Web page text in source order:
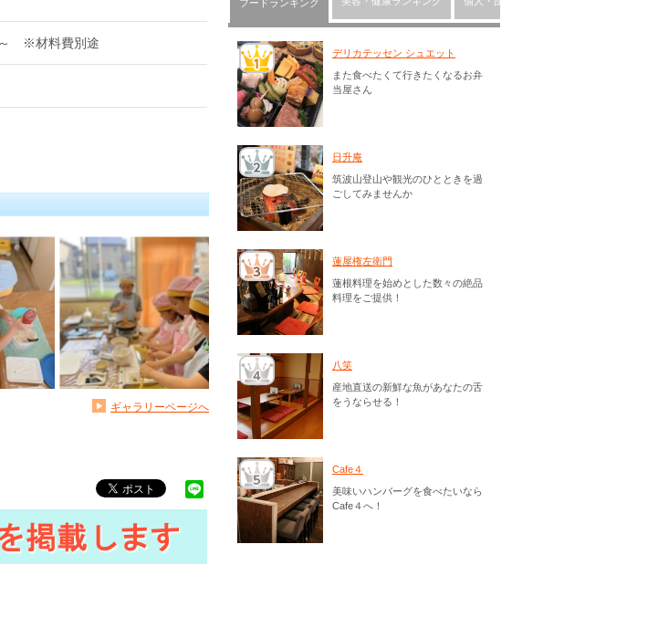
～ ※材料費別途
ギャラリーページへ
フードランキング
デリカテッセン シュエット
また食べたくて行きたくなるお弁
当屋さん
日升庵
筑波山登山や観光のひとときを過
ごしてみませんか
蓮屋権左衛門
蓮根料理を始めとした数々の絶品
料理をご提供！
八笑
産地直送の新鮮な魚があなたの舌
をうならせる！
Cafe４
美味いハンバーグを食べたいなら
Cafe４へ！